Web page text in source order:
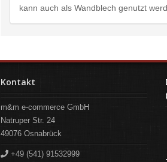
kann auch als Wandblech genutzt
Kontakt
m&m e-commerce GmbH
Natruper Str. 24
49076 Osnabrück
+49 (541) 91532999